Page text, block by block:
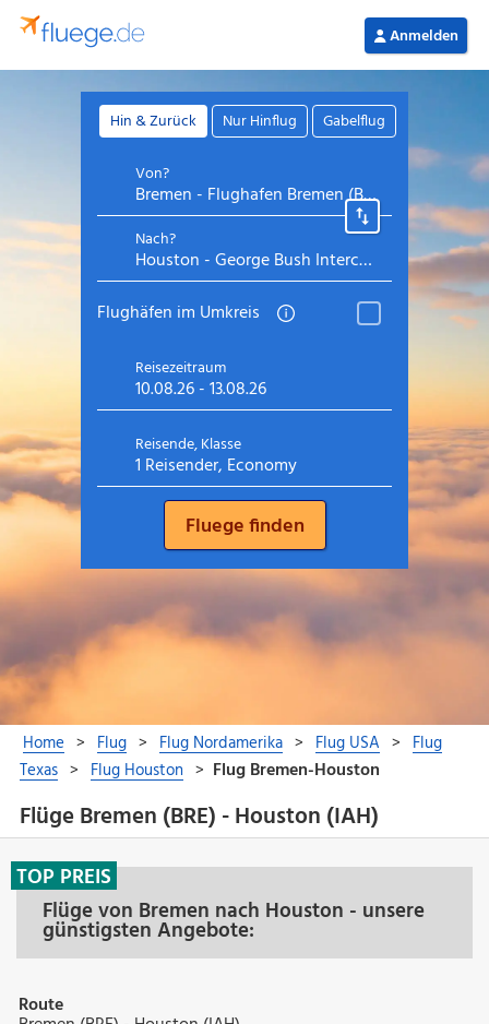
Flüge Bremen (BRE) - Houston (IAH)
Flüge von Bremen nach Houston - unsere
günstigsten Angebote:
TOP PREIS
Route